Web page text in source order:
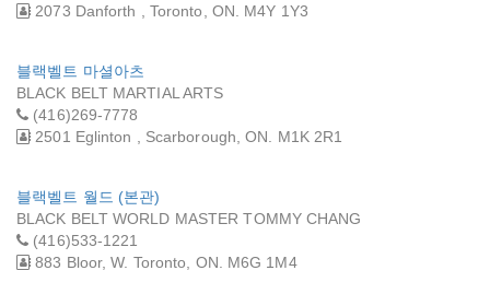
2073 Danforth , Toronto, ON. M4Y 1Y3
블랙벨트 마셜아츠
BLACK BELT MARTIAL ARTS
(416)269-7778
2501 Eglinton , Scarborough, ON. M1K 2R1
블랙벨트 월드 (본관)
BLACK BELT WORLD MASTER TOMMY CHANG
(416)533-1221
883 Bloor, W. Toronto, ON. M6G 1M4